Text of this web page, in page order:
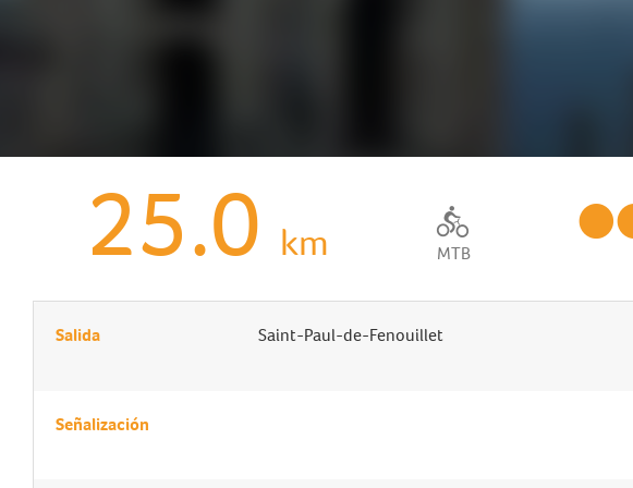
25.0 km MTB
Salida Saint-Paul-de-Fenouillet
Señalización